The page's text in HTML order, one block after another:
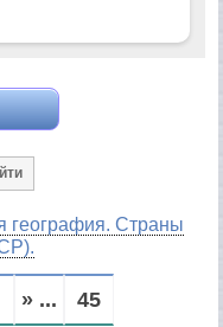
география. Страны
» ... 45